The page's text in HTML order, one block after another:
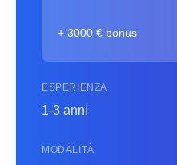
+ 3000 € bonus
ESPERIENZA
1-3 anni
MODALITÀ